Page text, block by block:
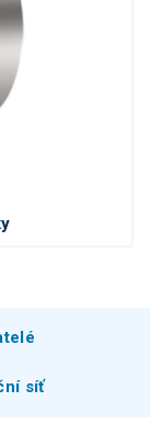
síť